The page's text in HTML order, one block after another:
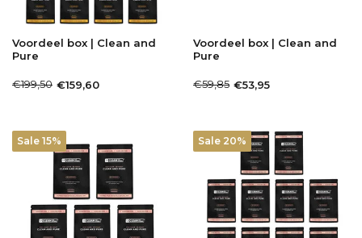
Voordeel box | Clean and
Pure
€199,50 €159,60
Voordeel box | Clean and
Pure
€59,85 €53,95
Sale 15% Sale 20%